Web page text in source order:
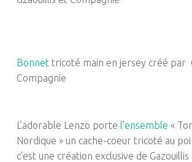
Bonnettricoté main en jersey créé par
Compagnie
L’adorable Lenzo porte l’ensemble «
Nordique » un cache-coeur tricoté au
c’est une création exclusive de